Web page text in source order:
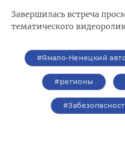
Завершилась встреча
тематического
#Ямало-Ненецкий
#регионы